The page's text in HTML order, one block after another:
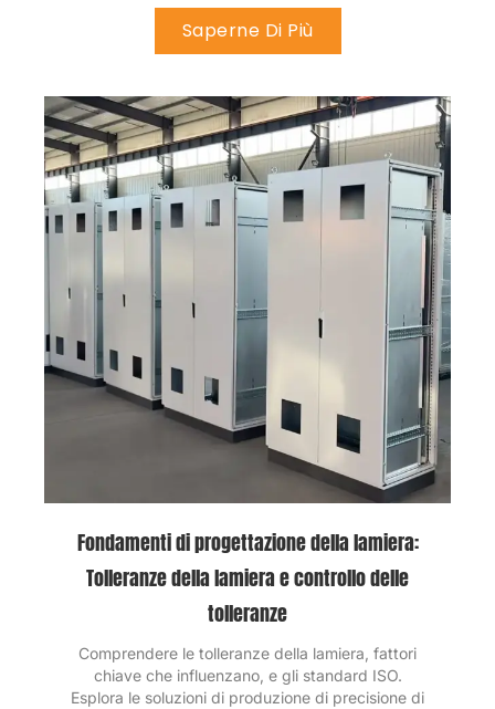
Saperne Di Più
Fondamenti di progettazione della lamiera:
Tolleranze della lamiera e controllo delle
tolleranze
Comprendere le tolleranze della lamiera, fattori
chiave che influenzano, e gli standard ISO.
Esplora le soluzioni di produzione di precisione di